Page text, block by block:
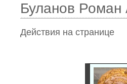
Буланов Роман
Действия на странице